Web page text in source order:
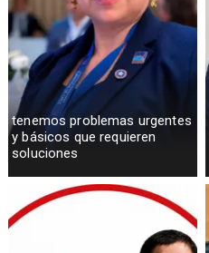
tenemos problemas urgentes
y básicos que requieren
soluciones